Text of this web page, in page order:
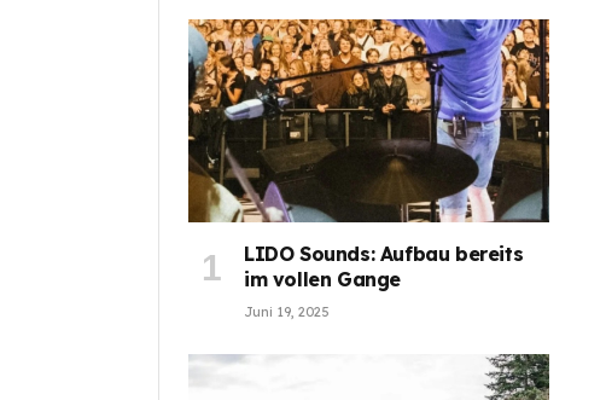
LIDO Sounds: Aufbau bereits
im vollen Gange
Juni 19, 2025